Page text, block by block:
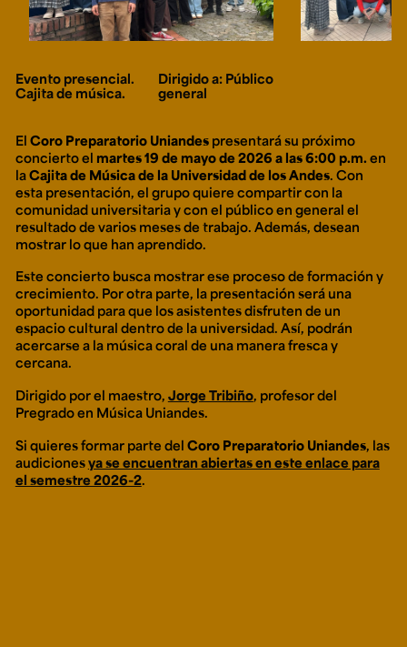
Configuración de cookies
Universidad de los Andes | Vigilada Mineducación.
Reconocimiento como universidad: Decreto 1297 del 30
de mayo de 1964. Reconocimiento de personería jurídica:
Resolución 28 del 23 de febrero de 1949, Minjusticia.
Acreditación institucional de alta calidad, 10 años:
Resolución 000194 del 16 de enero del 2025.
Ext. 2626
Posgrados
Ext. 4925
Educación
Continua
Evento presencial.
Cajita de música.
Dirigido a: Público
general
El Coro Preparatorio Uniandespresentará su próximo
concierto el martes 19 de mayo de 2026 a las 6:00 p.m. en
laCajita de Música de la Universidad de los Andes. Con
esta presentación, el grupo quiere compartir con la
comunidad universitaria y con el público en general el
resultado de varios meses de trabajo. Además, desean
mostrar lo que han aprendido.
Este concierto busca mostrar ese proceso de formación y
crecimiento. Por otra parte, la presentación será una
oportunidad para que los asistentes disfruten de un
espacio cultural dentro de la universidad. Así, podrán
acercarse a la música coral de una manera fresca y
cercana.
Dirigido por el maestro, Jorge Tribiño, profesor del
Pregrado en Música Uniandes.
Si quieres formar parte del Coro Preparatorio Uniandes, las
audicionesya se encuentran abiertas en este enlace para
el semestre 2026-2.